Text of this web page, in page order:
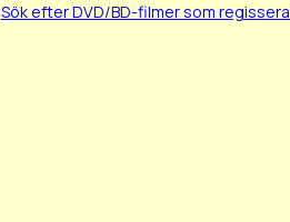
Sök efter DVD/BD-filmer som